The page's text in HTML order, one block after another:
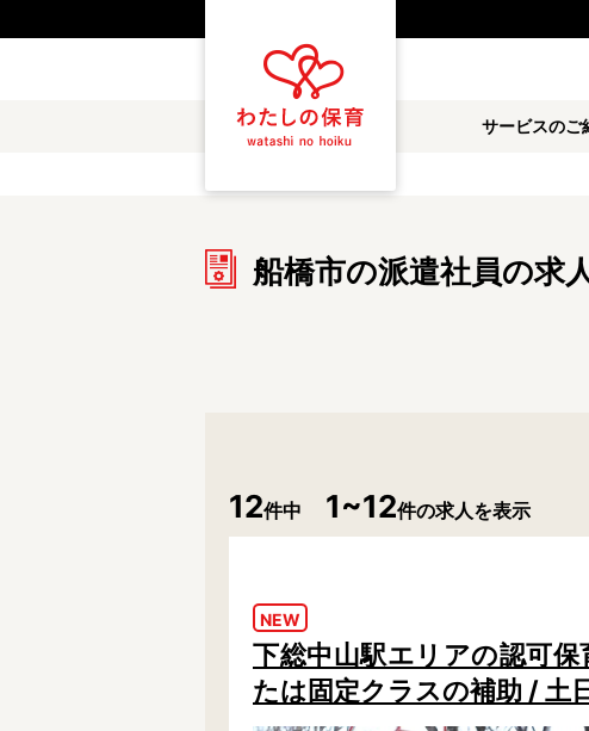
サービスのご
船橋市の派遣社員の求
12件中 1~12件の求人を表示
NEW
下総中山駅エリアの認可
たは固定クラスの補助 / 土
保育教諭
認可外保育園
土日祝休み